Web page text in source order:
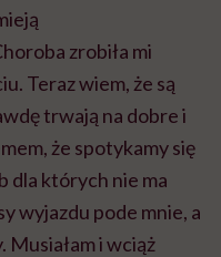
zrobiła mi
Teraz wiem, że są
trwają na dobre i
że spotykamy się
dla których nie ma
wyjazdu pode mnie, a
i wciąż